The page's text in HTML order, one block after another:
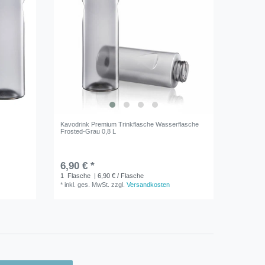
Kavodrink Premium Trinkflasche Wasserflasche
Frosted-Grau 0,8 L
6,90 € *
1 Flasche
| 6,90 € / Flasche
*inkl. ges. MwSt. zzgl.Versandkosten